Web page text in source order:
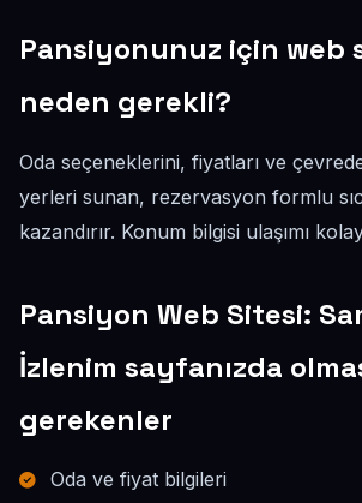
Pansiyonunuz için web
neden gerekli?
Oda seçeneklerini, fiyatları ve
yerleri sunan, rezervasyon formlu
kazandırır. Konum bilgisi ulaşımı
Pansiyon Web Sitesi:
İzlenim sayfanızda
gerekenler
Oda ve fiyat bilgileri